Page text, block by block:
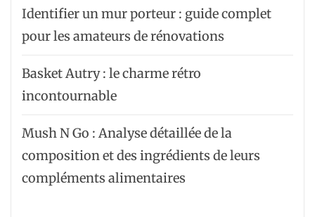
Identifier un mur porteur : guide complet
pour les amateurs de rénovations
Basket Autry : le charme rétro
incontournable
Mush N Go : Analyse détaillée de la
composition et des ingrédients de leurs
compléments alimentaires